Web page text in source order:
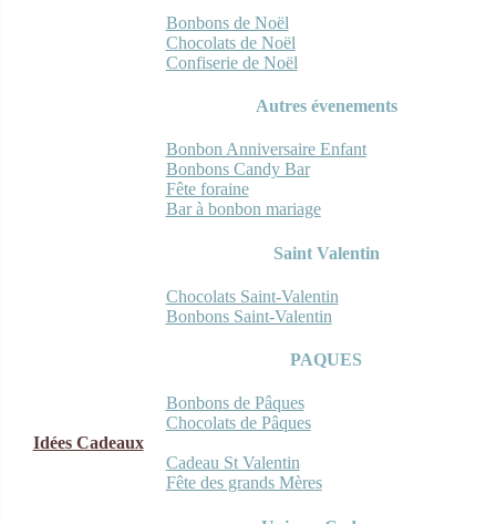
Bonbons de Noël
Chocolats de Noël
Confiserie de Noël
Autres évenements
Bonbon Anniversaire Enfant
Bonbons Candy Bar
Fête foraine
Bar à bonbon mariage
Saint Valentin
Chocolats Saint-Valentin
Bonbons Saint-Valentin
PAQUES
Bonbons de Pâques
Chocolats de Pâques
Idées Cadeaux
Cadeau St Valentin
Fête des grands Mères